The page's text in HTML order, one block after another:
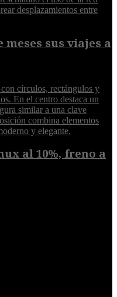
sus viajes a
al 10%, freno a